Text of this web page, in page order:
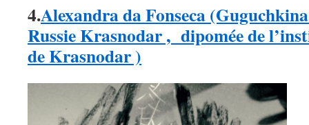
4.Alexandra da Fonseca
Russie Krasnodar , dipomée de
de Krasnodar )